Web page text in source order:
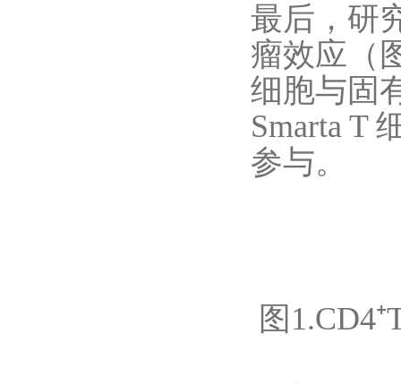
最后，研
瘤效应（
细胞与固
Smarta T
参与。
图